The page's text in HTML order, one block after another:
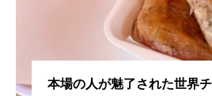
本場の人が魅了された世界